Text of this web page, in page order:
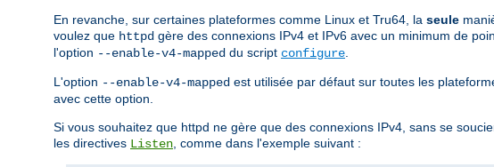
En revanche, sur certaines plateformes comme Linux et Tru64, la seule
voulez que httpd gère des connexions IPv4 et IPv6 avec un minimum de
l'option --enable-v4-mapped du script configure.
L'option --enable-v4-mapped est utilisée par défaut sur toutes les
avec cette option.
Si vous souhaitez que httpd ne gère que des connexions IPv4, sans se
les directives Listen, comme dans l'exemple suivant :